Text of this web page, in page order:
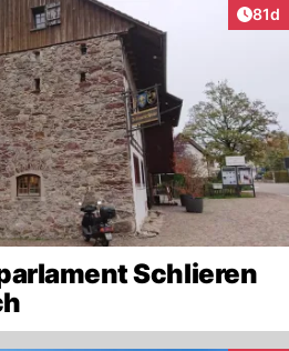
81d
Schlieren